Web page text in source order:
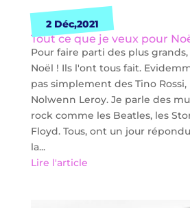
2 Déc,2021
Tout ce que je veux pour
Pour faire parti des plus
Noël ! Ils l'ont tous fait.
pas simplement des Tino Rossi,
Nolwenn Leroy. Je parle des
rock comme les Beatles, les
Floyd. Tous, ont un jour
la...
Lire l'article